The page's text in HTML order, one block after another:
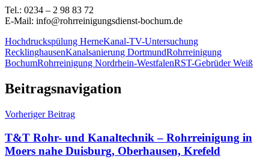
Tel.: 0234 – 2 98 83 72
E-Mail: info@rohrreinigungsdienst-bochum.de
Hochdruckspülung HerneKanal-TV-Untersuchung
RecklinghausenKanalsanierung DortmundRohrreinigung
BochumRohrreinigung Nordrhein-WestfalenRST-Gebrüder Weiß
Beitragsnavigation
Vorheriger Beitrag
T&T Rohr- und Kanaltechnik – Rohrreinigung in
Moers nahe Duisburg, Oberhausen, Krefeld